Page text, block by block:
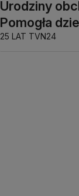
Urodziny
Pomogła
25 LAT TVN24